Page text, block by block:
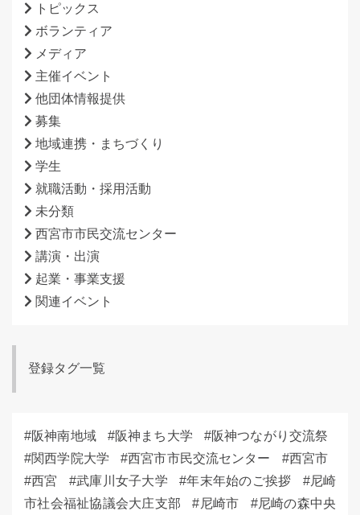
トピックス
ボランティア
メディア
主催イベント
他団体情報提供
募集
地域連携・まちづくり
学生
就職活動・採用活動
未分類
西宮市市民交流センター
講演・出演
起業・事業支援
関連イベント
登録タグ一覧
阪神南地域 阪神まち大学
阪神つながり交流祭
関西学院大学
西宮市市民交流センター
西宮市
西宮
武庫川女子大学 年末年始のご挨拶
尼崎
市社会福祉協議会大庄支部
尼崎市
尼崎の森中央